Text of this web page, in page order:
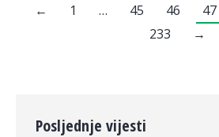
← 1 … 45 46 47
233
→
Posljednje vijesti